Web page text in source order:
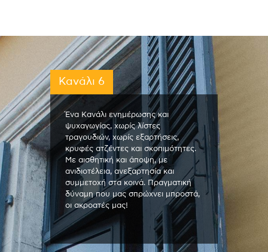
Κανάλι 6
Ένα Κανάλι ενημέρωσης και
ψυχαγωγίας, χωρίς λίστες
τραγουδιών, χωρίς εξαρτήσεις,
κρυφές ατζέντες και σκοπιμότητες.
Με αισθητική και άποψη, με
ανιδιοτέλεια, ανεξαρτησία και
συμμετοχή στα κοινά. Πραγματική
δύναμη που μας σπρώχνει μπροστά,
οι ακροατές μας!